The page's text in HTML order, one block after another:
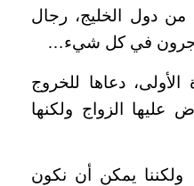
من دول الخليج، رجال
في كل شيء…
دعاها للخروج
الزواج ولكنها
ولكننا يمكن أن نكون